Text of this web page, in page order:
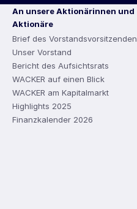
An unsere Aktionärinnen und
Aktionäre
Brief des Vorstandsvorsitzenden
Unser Vorstand
Bericht des Aufsichtsrats
WACKER auf einen Blick
WACKER am Kapitalmarkt
Highlights 2025
Finanzkalender 2026